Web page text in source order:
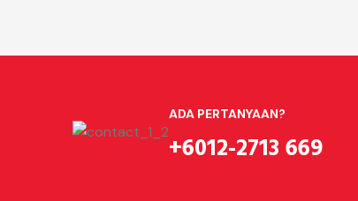
ADA PERTANYAAN?
+6012-2713 669